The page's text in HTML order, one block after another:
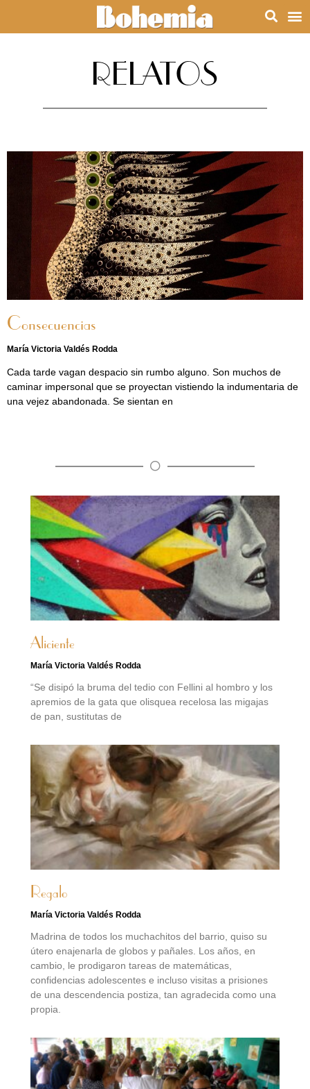
RELATOS
Consecuencias
María Victoria Valdés Rodda
Cada tarde vagan despacio sin rumbo alguno. Son muchos de
caminar impersonal que se proyectan vistiendo la indumentaria de
una vejez abandonada. Se sientan en
Aliciente
María Victoria Valdés Rodda
“Se disipó la bruma del tedio con Fellini al hombro y los
apremios de la gata que olisquea recelosa las migajas
de pan, sustitutas de
Regalo
María Victoria Valdés Rodda
Madrina de todos los muchachitos del barrio, quiso su
útero enajenarla de globos y pañales. Los años, en
cambio, le prodigaron tareas de matemáticas,
confidencias adolescentes e incluso visitas a prisiones
de una descendencia postiza, tan agradecida como una
propia.